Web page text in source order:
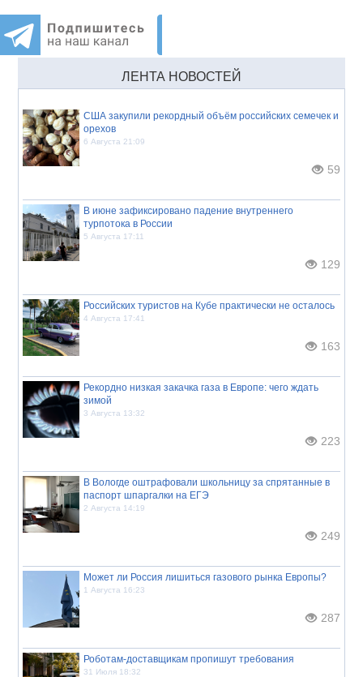
ЛЕНТА НОВОСТЕЙ
США закупили рекордный объём российских семечек и
орехов
6 Августа 21:09
59
В июне зафиксировано падение внутреннего
турпотока в России
5 Августа 17:11
129
Российских туристов на Кубе практически не осталось
4 Августа 17:41
163
Рекордно низкая закачка газа в Европе: чего ждать
зимой
3 Августа 13:32
223
В Вологде оштрафовали школьницу за спрятанные в
паспорт шпаргалки на ЕГЭ
2 Августа 14:19
249
Может ли Россия лишиться газового рынка Европы?
1 Августа 16:23
287
Роботам-доставщикам пропишут требования
31 Июля 18:32